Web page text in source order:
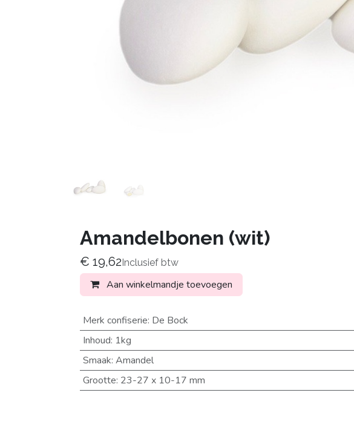
Amandelbonen (wit)
€ 19,62Inclusief btw
Aan winkelmandje toevoegen
Merk confiserie: De Bock
Inhoud: 1kg
Smaak: Amandel
Grootte: 23-27 x 10-17 mm